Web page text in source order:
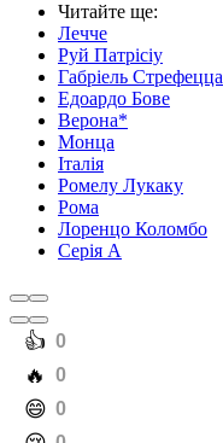
Читайте ще:
Лечче
Руй Патрісіу
Габріель Стрефецца
Едоардо Бове
Верона*
Монца
Італія
Ромелу Лукаку
Рома
Лоренцо Коломбо
Серія А
️👍 0
️🔥 0
️😄 0